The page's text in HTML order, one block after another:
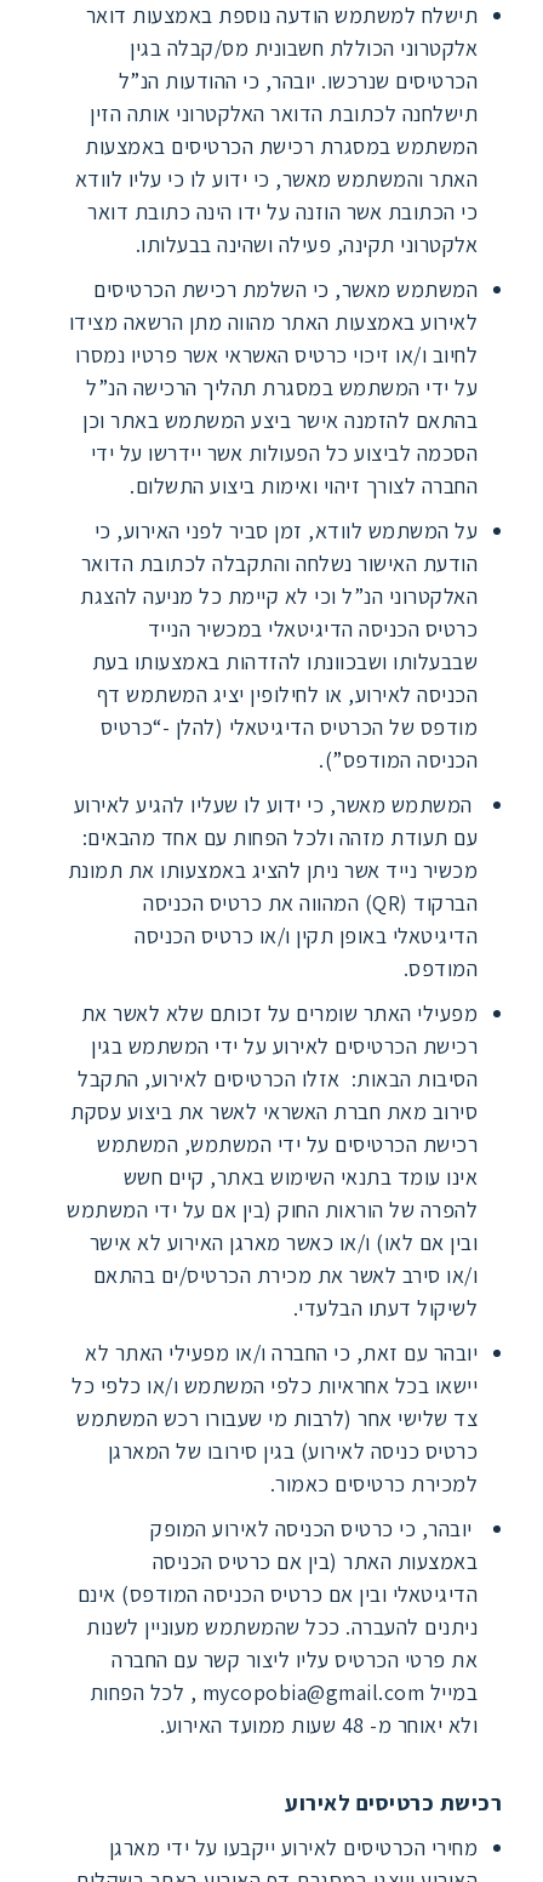
תישלח למשתמש הודעה נוספת באמצעות דואר
אלקטרוני הכוללת חשבונית מס/קבלה בגין
הכרטיסים שנרכשו. יובהר, כי ההודעות הנ”ל
תישלחנה לכתובת הדואר האלקטרוני אותה הזין
המשתמש במסגרת רכישת הכרטיסים באמצעות
האתר והמשתמש מאשר, כי ידוע לו כי עליו לוודא
כי הכתובת אשר הוזנה על ידו הינה כתובת דואר
אלקטרוני תקינה, פעילה ושהינה בבעלותו.
המשתמש מאשר, כי השלמת רכישת הכרטיסים
לאירוע באמצעות האתר מהווה מתן הרשאה מצידו
לחיוב ו/או זיכוי כרטיס האשראי אשר פרטיו נמסרו
על ידי המשתמש במסגרת תהליך הרכישה הנ”ל
בהתאם להזמנה אישר ביצע המשתמש באתר וכן
הסכמה לביצוע כל הפעולות אשר יידרשו על ידי
החברה לצורך זיהוי ואימות ביצוע התשלום.
על המשתמש לוודא, זמן סביר לפני האירוע, כי
הודעת האישור נשלחה והתקבלה לכתובת הדואר
האלקטרוני הנ”ל וכי לא קיימת כל מניעה להצגת
כרטיס הכניסה הדיגיטאלי במכשיר הנייד
שבבעלותו ושבכוונתו להזדהות באמצעותו בעת
הכניסה לאירוע, או לחילופין יציג המשתמש דף
מודפס של הכרטיס הדיגיטאלי (להלן -“כרטיס
הכניסה המודפס”).
המשתמש מאשר, כי ידוע לו שעליו להגיע לאירוע
עם תעודת מזהה ולכל הפחות עם אחד מהבאים:
מכשיר נייד אשר ניתן להציג באמצעותו את תמונת
הברקוד (QR) המהווה את כרטיס הכניסה
הדיגיטאלי באופן תקין ו/או כרטיס הכניסה
המודפס.
מפעילי האתר שומרים על זכותם שלא לאשר את
רכישת הכרטיסים לאירוע על ידי המשתמש בגין
הסיבות הבאות: אזלו הכרטיסים לאירוע, התקבל
סירוב מאת חברת האשראי לאשר את ביצוע עסקת
רכישת הכרטיסים על ידי המשתמש, המשתמש
אינו עומד בתנאי השימוש באתר, קיים חשש
להפרה של הוראות החוק (בין אם על ידי המשתמש
ובין אם לאו) ו/או כאשר מארגן האירוע לא אישר
ו/או סירב לאשר את מכירת הכרטיס/ים בהתאם
לשיקול דעתו הבלעדי.
יובהר עם זאת, כי החברה ו/או מפעילי האתר לא
יישאו בכל אחראיות כלפי המשתמש ו/או כלפי כל
צד שלישי אחר (לרבות מי שעבורו רכש המשתמש
כרטיס כניסה לאירוע) בגין סירובו של המארגן
למכירת כרטיסים כאמור.
יובהר, כי כרטיס הכניסה לאירוע המופק
באמצעות האתר (בין אם כרטיס הכניסה
הדיגיטאלי ובין אם כרטיס הכניסה המודפס) אינם
ניתנים להעברה. ככל שהמשתמש מעוניין לשנות
את פרטי הכרטיס עליו ליצור קשר עם החברה
במייל mycopobia@gmail.com , לכל הפחות
ולא יאוחר מ- 48 שעות ממועד האירוע.
רכישת כרטיסים לאירוע
מחירי הכרטיסים לאירוע ייקבעו על ידי מארגן